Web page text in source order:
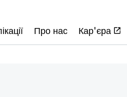
Про нас Кар'єра